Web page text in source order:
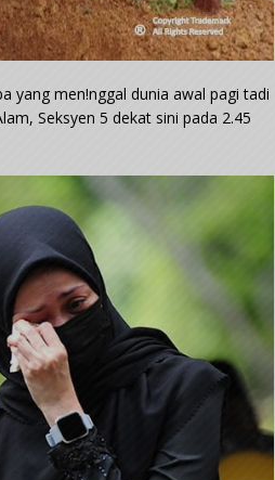
yang men!nggal dunia awal pagi tadi
Seksyen 5 dekat sini pada 2.45